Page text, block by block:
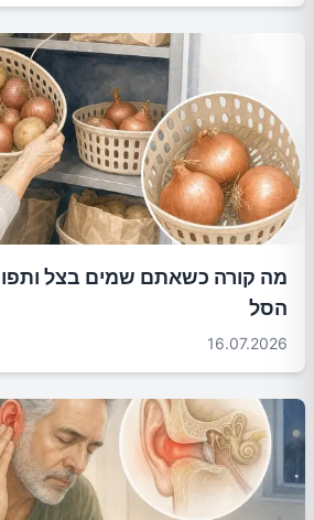
מה קורה כשאתם שמים בצל
הסל
16.07.2026